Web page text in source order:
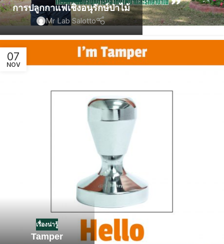
การปลูกกาแฟเชิงอนุรักษ์ป่าไม้
Mr Lab Salotto
07
NOV
เรื่องน่ารู้
Tamper